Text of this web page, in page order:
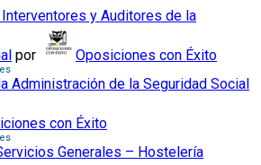
y Auditores de la
por Oposiciones con Éxito
Administración de la Seguridad Social
con Éxito
Generales – Hostelería